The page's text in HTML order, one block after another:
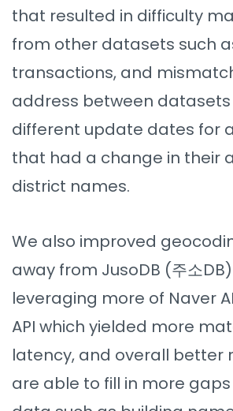
that resulted in difficulty
from other datasets such
transactions, and
address between
different update dates for
that had a change in their
district names.
We also improved
away from JusoDB (주소
leveraging more of Naver
API which yielded more
latency, and overall better
are able to fill in more